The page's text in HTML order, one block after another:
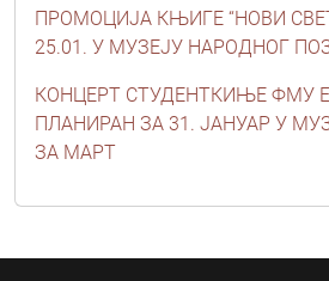
ПРОМОЦИЈА КЊИГЕ “НОВИ
25.01. У МУЗЕЈУ НАРОДНОГ
КОНЦЕРТ СТУДЕНТКИЊЕ ФМУ
ПЛАНИРАН ЗА 31. ЈАНУАР У
ЗА МАРТ